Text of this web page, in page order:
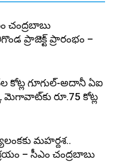
చంద్రబాబు
ప్రాజెక్ట్‌ ప్రారంభం –
కోట్ల గూగుల్-అదానీ ఏఐ
రూ.75 కోట్ల
మహర్దశ..
– సీఎం చంద్రబాబు